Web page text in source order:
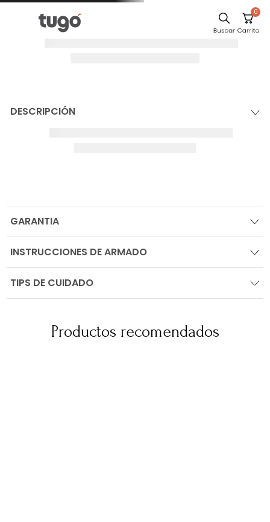
0
DESCRIPCIÓN
GARANTIA
INSTRUCCIONES DE ARMADO
TIPS DE CUIDADO
Productos recomendados